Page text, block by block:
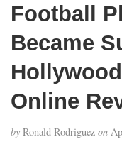
Football
Became
Online
by Ronald Rodriguez on